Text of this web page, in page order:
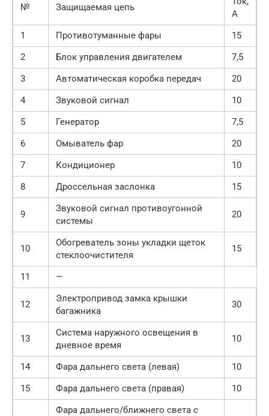
№ Защищаемая цепь
А
1
Противотуманные фары
15
2
Блок управления двигателем
7,5
3
Автоматическая коробка передач
20
4
Звуковой сигнал
10
5
Генератор
7,5
6
Омыватель фар
20
7
Кондиционер
10
8
Дроссельная заслонка 15
9
Звуковой сигнал противоугонной
системы
20
10
Обогреватель зоны укладки щеток
стеклоочистителя
15
11 —
12
Электропривод замка крышки
багажника
30
13
Система наружного освещения в
дневное время
10
14 Фара дальнего света (левая)
10
15
Фара дальнего света (правая) 10
Фара дальнего/ближнего света с